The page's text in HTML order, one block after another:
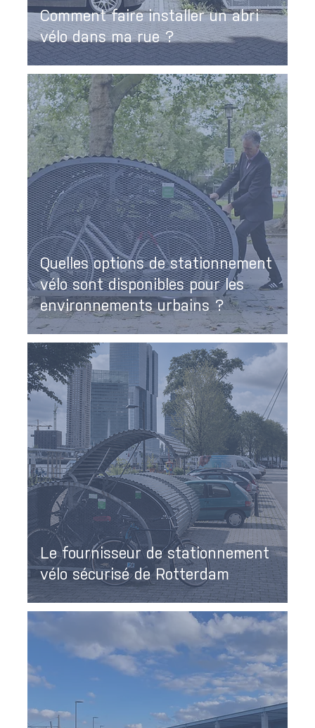
Comment faire installer un abri
vélo dans ma rue ?
Quelles options de stationnement
vélo sont disponibles pour les
environnements urbains ?
Le fournisseur de stationnement
vélo sécurisé de Rotterdam